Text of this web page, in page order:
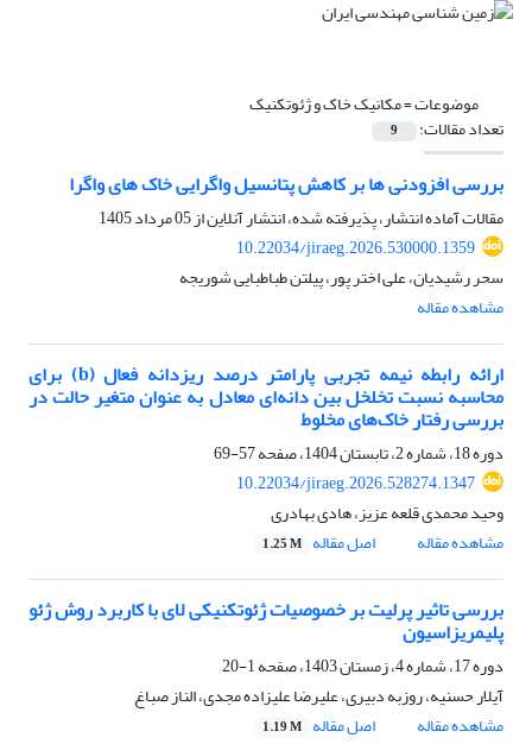
موضوعات =مکانیک خاک و ژئوتکنیک
تعداد مقالات: 9
بررسی افزودنی ها بر کاهش پتانسیل واگرایی خاک های واگرا
مقالات آماده انتشار، پذیرفته شده، انتشار آنلاین از05 مرداد 1405
10.22034/jiraeg.2026.530000.1359
سحر رشیدیان، علی اختر پور، پیلتن طباطبایی شوریجه
مشاهده مقاله
ارائه رابطه نیمه تجربی پارامتر درصد ریزدانه فعال (b) برای
محاسبه نسبت تخلخل بین دانه‌ای معادل به عنوان متغیر حالت در
بررسی رفتار خاک‌های مخلوط
دوره 18، شماره 2، تابستان 1404، صفحه
57-69
10.22034/jiraeg.2026.528274.1347
وحید محمدی قلعه عزیز، هادی بهادری
مشاهده مقاله
اصل مقاله 1.25 M
بررسی تاثیر پرلیت بر خصوصیات ژئوتکنیکی لای با کاربرد روش ژئو
پلیمریزاسیون
دوره 17، شماره 4، زمستان 1403، صفحه
1-20
آیلار حسنیه، روزبه دبیری، علیرضا علیزاده مجدی، الناز صباغ
مشاهده مقاله
اصل مقاله 1.19 M